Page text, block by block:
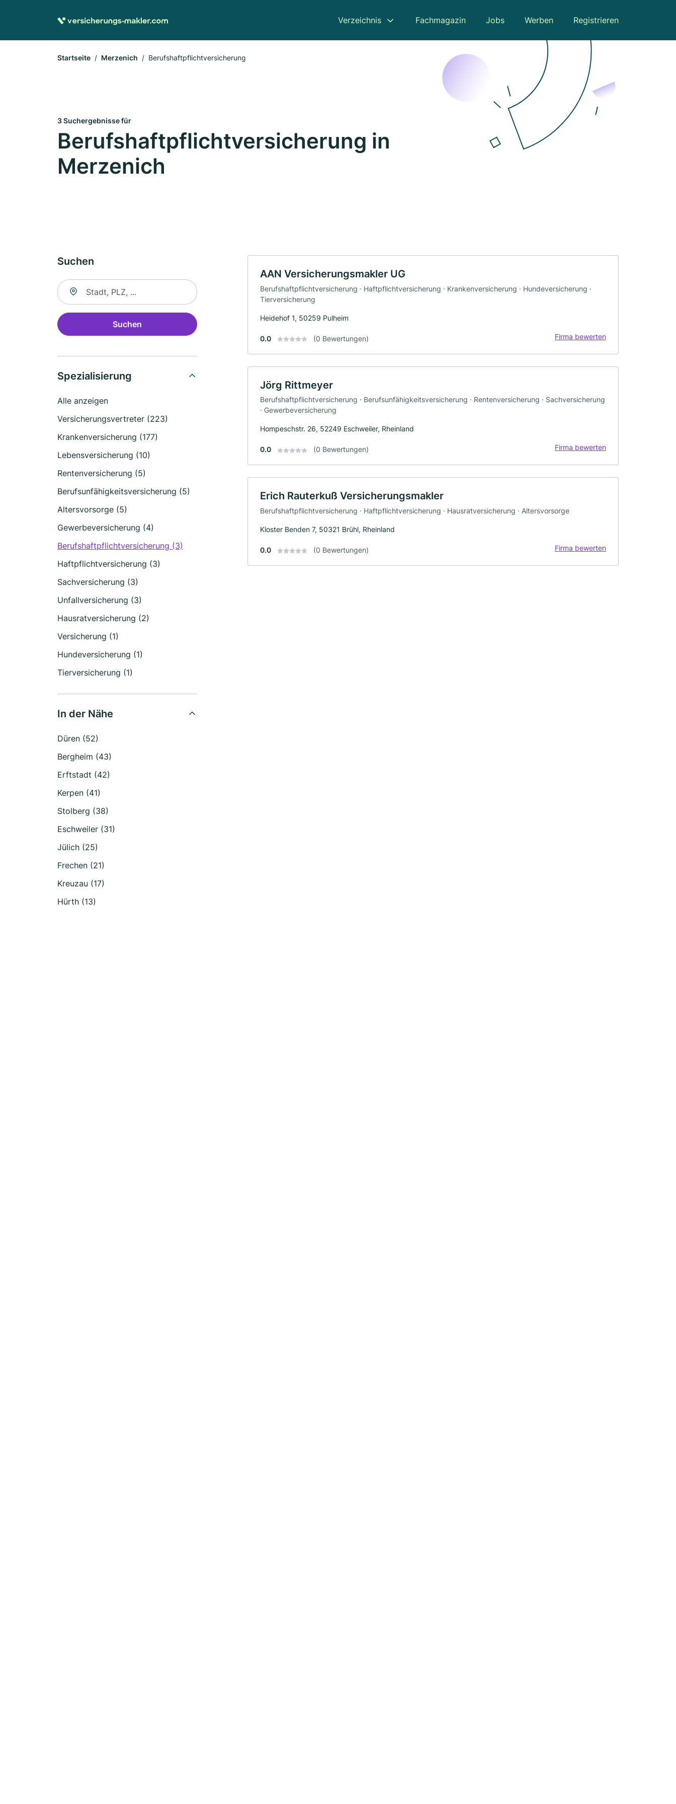
Verzeichnis Fachmagazin Jobs Werben Registrieren
Startseite Merzenich Berufshaftpflichtversicherung
3 Suchergebnisse für
Berufshaftpflichtversicherung in
Merzenich
Suchen
Suche nach Ort
Suchen
Spezialisierung
Alle anzeigen
Versicherungsvertreter (223)
Krankenversicherung (177)
Lebensversicherung (10)
Rentenversicherung (5)
Berufsunfähigkeitsversicherung (5)
Altersvorsorge (5)
Gewerbeversicherung (4)
Berufshaftpflichtversicherung (3)
Haftpflichtversicherung (3)
Sachversicherung (3)
Unfallversicherung (3)
Hausratversicherung (2)
Versicherung (1)
Hundeversicherung (1)
Tierversicherung (1)
In der Nähe
Düren (52)
Bergheim (43)
Erftstadt (42)
Kerpen (41)
Stolberg (38)
Eschweiler (31)
Jülich (25)
Frechen (21)
Kreuzau (17)
Hürth (13)
AAN Versicherungsmakler UG
Berufshaftpflichtversicherung · Haftpflichtversicherung · Krankenversicherung · Hundeversicherung ·
Tierversicherung
Heidehof 1, 50259 Pulheim
0.0 (0 Bewertungen) Firma bewerten
Jörg Rittmeyer
Berufshaftpflichtversicherung · Berufsunfähigkeitsversicherung · Rentenversicherung · Sachversicherung
· Gewerbeversicherung
Hompeschstr. 26, 52249 Eschweiler, Rheinland
0.0 (0 Bewertungen) Firma bewerten
Erich Rauterkuß Versicherungsmakler
Berufshaftpflichtversicherung · Haftpflichtversicherung · Hausratversicherung · Altersvorsorge
Kloster Benden 7, 50321 Brühl, Rheinland
0.0 (0 Bewertungen) Firma bewerten